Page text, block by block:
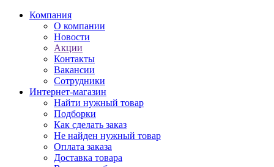
Компания
О компании
Новости
Акции
Контакты
Вакансии
Сотрудники
Интернет-магазин
Найти нужный товар
Подборки
Как сделать заказ
Не найден нужный товар
Оплата заказа
Доставка товара